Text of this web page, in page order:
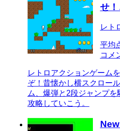
せ
レト
平均
コメ
レトロアクションゲーム
ぞ！昔懐かし横スクロー
ム、爆弾と2段ジャンプ
攻略していこう。